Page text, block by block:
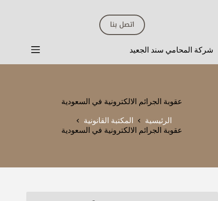
اتصل بنا
شركة المحامي سند الجعيد
عقوبة الجرائم الالكترونية في السعودية
الرئيسية
المكتبة القانونية
عقوبة الجرائم الالكترونية في السعودية